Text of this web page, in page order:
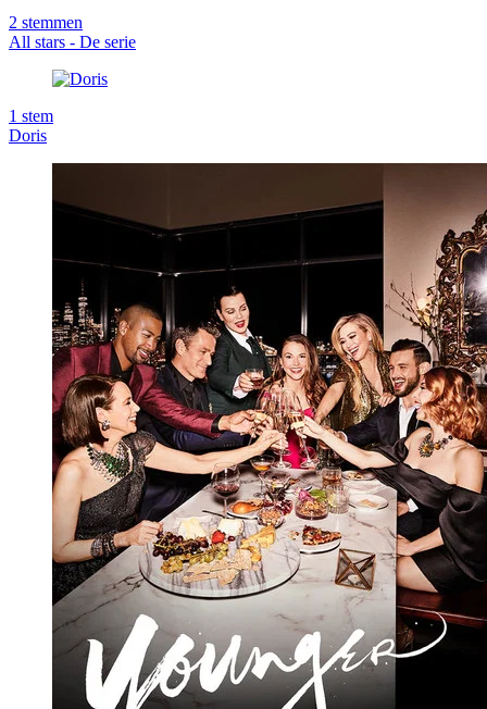
2 stemmen
All stars - De serie
1 stem
Doris